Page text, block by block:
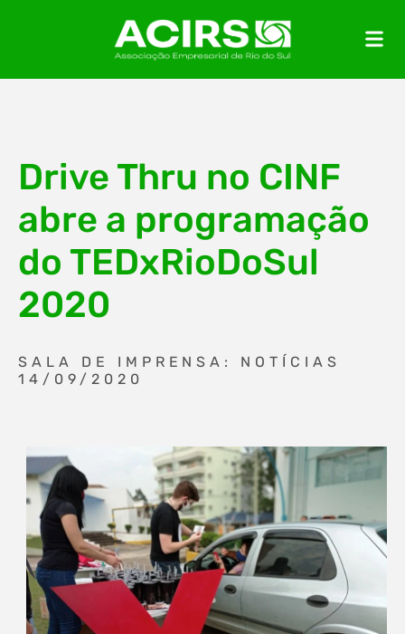
Drive Thru no CINF
abre a programação
do TEDxRioDoSul
2020
SALA DE IMPRENSA: NOTÍCIAS
14/09/2020